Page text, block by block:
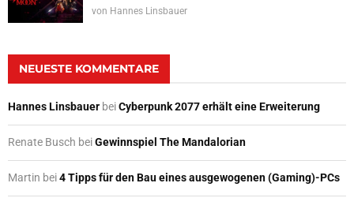
von Hannes Linsbauer
NEUESTE KOMMENTARE
Hannes Linsbauer beiCyberpunk 2077 erhält eine Erweiterung
Renate Busch beiGewinnspiel The Mandalorian
Martin bei4 Tipps für den Bau eines ausgewogenen (Gaming)-PCs